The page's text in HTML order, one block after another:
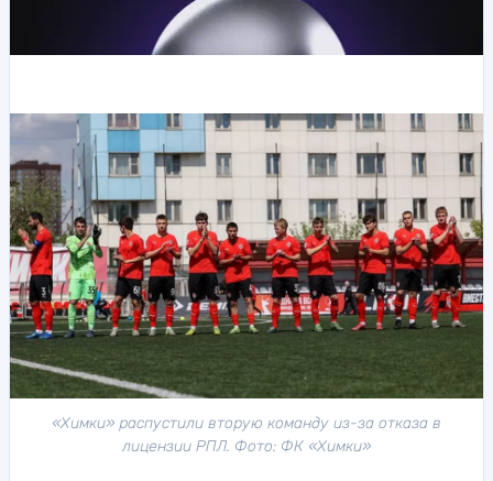
«Химки» распустили вторую команду из-за отказа в
лицензии РПЛ. Фото: ФК «Химки»